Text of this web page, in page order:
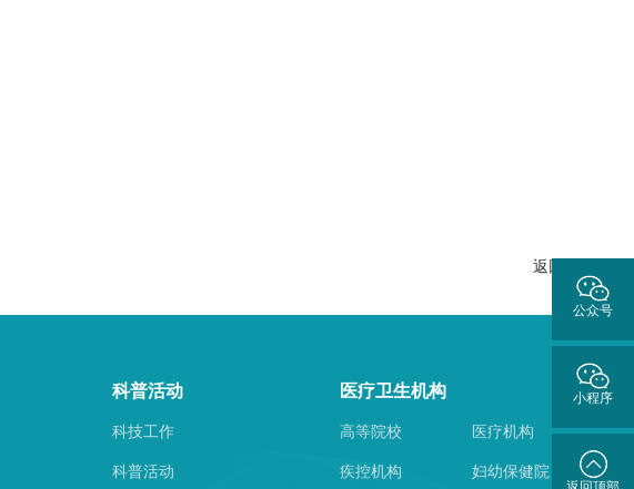
返回列表
科普活动
科技工作
科普活动
医疗卫生机构
高等院校 医疗机构
疾控机构 妇幼保健院
公众号
小程序